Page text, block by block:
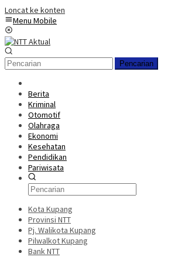
Loncat ke konten
Menu Mobile
Pencarian
Berita
Kriminal
Otomotif
Olahraga
Ekonomi
Kesehatan
Pendidikan
Pariwisata
Kota Kupang
Provinsi NTT
Pj. Walikota Kupang
Pilwalkot Kupang
Bank NTT